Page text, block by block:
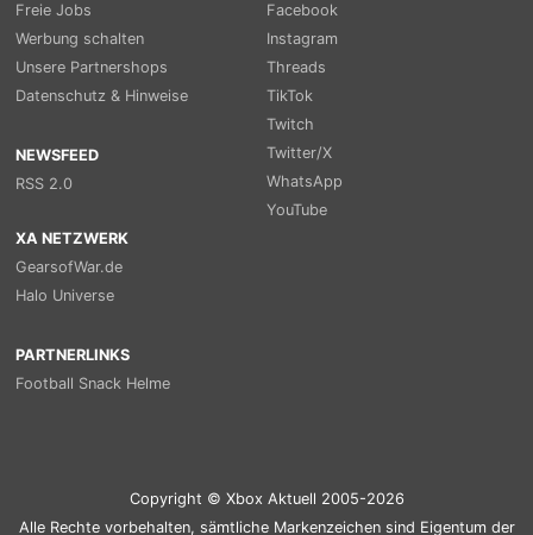
Freie Jobs
Werbung schalten
Unsere Partnershops
Datenschutz & Hinweise
NEWSFEED
RSS 2.0
Facebook
Instagram
Threads
TikTok
Twitch
Twitter/X
WhatsApp
YouTube
XA NETZWERK
GearsofWar.de
Halo Universe
PARTNERLINKS
Football Snack Helme
Copyright © Xbox Aktuell 2005-2026
Alle Rechte vorbehalten, sämtliche Markenzeichen sind Eigentum der